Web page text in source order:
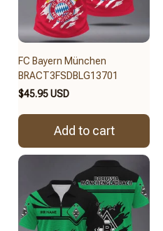
FC Bayern München
BRACT3FSDBLG13701
$45.95 USD
Add to cart